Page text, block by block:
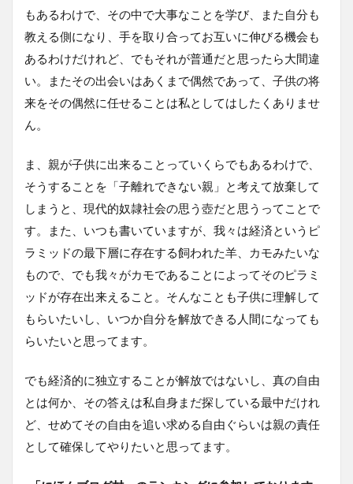
もあるわけで、その中で大事なことを学び、また自分も
教える側になり、手を取り合ってお互いに伸びる機会も
あるわけだけれど、でもそれが普通だと思ったら大間違
い。またその出会いはあくまで偶然であって、子供の将
来をその偶然に任せることは私としてはしたくありませ
ん。
ま、親が子供に出来ることっていくらでもあるわけで、
そうすることを「子離れできない親」と考えて放棄して
しまうと、現代的奴隷社会の思う壺だと思うってことで
す。また、いつも書いていますが、我々は経済というピ
ラミッドの最下層に存在する飼われた羊、カモみたいな
もので、でも我々がカモであることによってそのピラミ
ッドが存在出来えること。そんなことも子供に理解して
もらいたいし、いつか自分を解放できる人間になっても
らいたいと思ってます。
でも経済的に独立することが解放ではないし、真の自由
とは何か、その答えは私自身まだ探している最中だけれ
ど、せめてその自由を追い求める自由ぐらいは親の責任
として確保してやりたいと思ってます。